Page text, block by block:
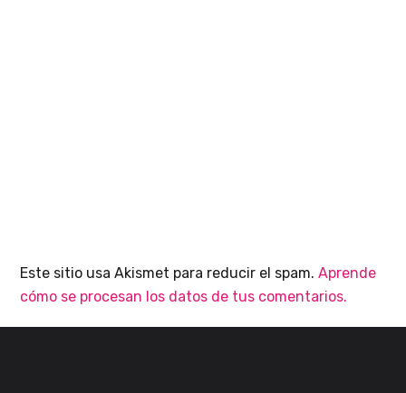
Este sitio usa Akismet para reducir el spam.Aprende
cómo se procesan los datos de tus comentarios.